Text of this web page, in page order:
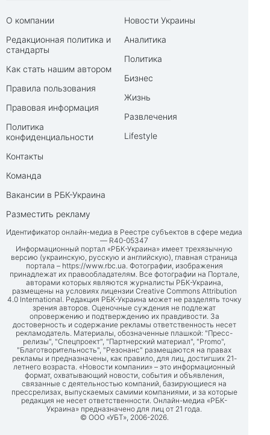
О компании
Редакционная политика и
стандарты
Как стать нашим автором
Правила пользования
Правовая информация
Политика
конфиденциальности
Контакты
Команда
Вакансии в РБК-Украина
Разместить рекламу
Новости Украины
Аналитика
Политика
Бизнес
Жизнь
Развлечения
Lifestyle
Идентификатор онлайн-медиа в Реестре субъектов в сфере медиа
— R40-05347
Информационный портал «РБК-Украина» имеет трехязычную
версию (украинскую, русскую и английскую), главная страница
портала – https://www.rbc.ua. Фотографии, изображения
принадлежат их правообладателям. Все фотографии на Портале,
авторами которых являются журналисты РБК-Украина,
размещены на условиях лицензии Creative Commons Attribution
4.0 International. Редакция РБК-Украина может не разделять точку
зрения авторов. Оценочные суждения не подлежат
опровержению и подтверждению их правдивости. За
достоверность и содержание рекламы ответственность несет
рекламодатель. Материалы, обозначенные плашкой: "Пресс-
релизы", "Спецпроект", "Партнерский материал", "Promo",
"Благотворительность", "Резонанс" размещаются на правах
рекламы и предназначены, как правило, для лиц, достигших 21-
летнего возраста. «Новости компании» – это информационный
формат, охватывающий новости, события и объявления,
связанные с деятельностью компаний, базирующиеся на
прессрелизах, выпускаемых самими компаниями, и за которые
редакция не несет ответственности. Онлайн-медиа «РБК-
Украина» предназначено для лиц от 21 года.
© ООО «УБТ», 2006-2026.